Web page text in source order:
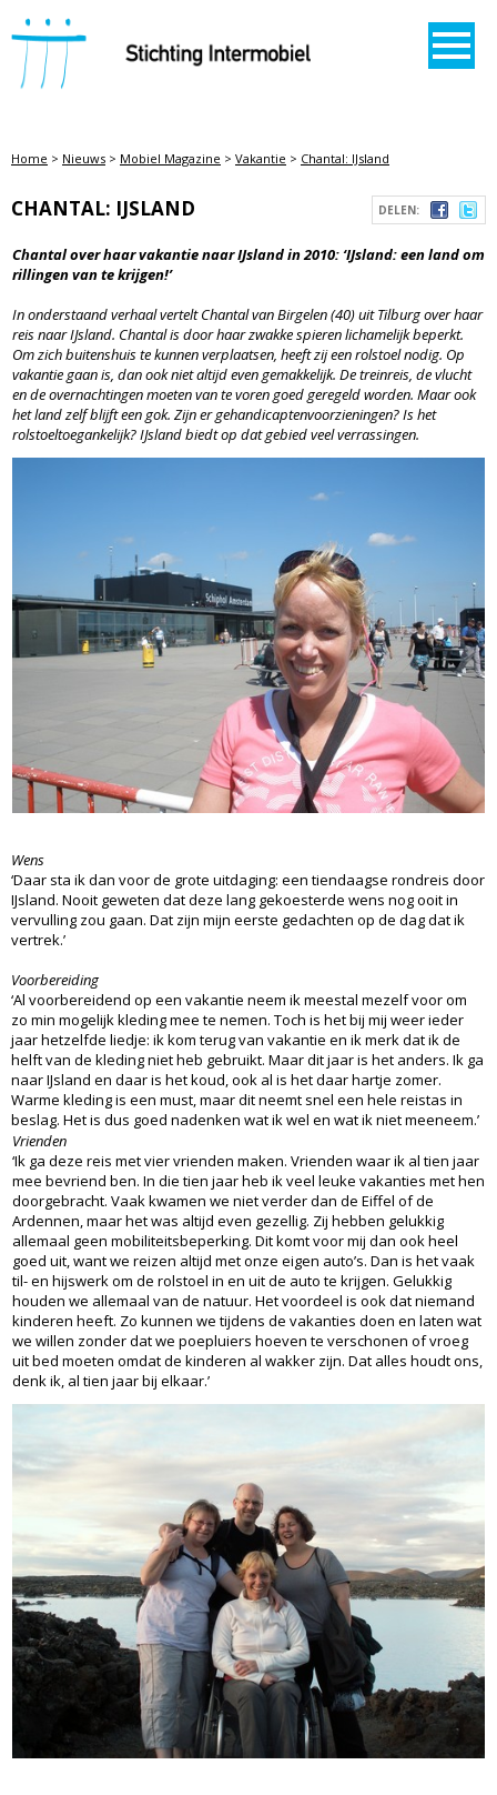
STICHTING INTERMOBIEL
Home > Nieuws > Mobiel Magazine > Vakantie > Chantal: IJsland
DELEN:
CHANTAL: IJSLAND
Chantal over haar vakantie naar IJsland in 2010:‘IJsland: een land om
rillingen van te krijgen!’
In onderstaand verhaal vertelt Chantal van Birgelen (40) uit Tilburg over haar
reis naar IJsland. Chantal is door haar zwakke spieren lichamelijk beperkt.
Om zich buitenshuis te kunnen verplaatsen, heeft zij een rolstoel nodig. Op
vakantie gaan is, dan ook niet altijd even gemakkelijk. De treinreis, de vlucht
en de overnachtingen moeten van te voren goed geregeld worden. Maar ook
het land zelf blijft een gok. Zijn er gehandicaptenvoorzieningen? Is het
rolstoeltoegankelijk? IJsland biedt op dat gebied veel verrassingen.
Wens
‘Daar sta ik dan voor de grote uitdaging: een tiendaagse rondreis door
IJsland. Nooit geweten dat deze lang gekoesterde wens nog ooit in
vervulling zou gaan. Dat zijn mijn eerste gedachten op de dag dat ik
vertrek.’
Voorbereiding
‘Al voorbereidend op een vakantie neem ik meestal mezelf voor om
zo min mogelijk kleding mee te nemen. Toch is het bij mij weer ieder
jaar hetzelfde liedje: ik kom terug van vakantie en ik merk dat ik de
helft van de kleding niet heb gebruikt. Maar dit jaar is het anders. Ik ga
naar IJsland en daar is het koud, ook al is het daar hartje zomer.
Warme kleding is een must, maar dit neemt snel een hele reistas in
beslag. Het is dus goed nadenken wat ik wel en wat ik niet meeneem.’
Vrienden
‘Ik ga deze reis met vier vrienden maken. Vrienden waar ik al tien jaar
mee bevriend ben. In die tien jaar heb ik veel leuke vakanties met hen
doorgebracht. Vaak kwamen we niet verder dan de Eiffel of de
Ardennen, maar het was altijd even gezellig. Zij hebben gelukkig
allemaal geen mobiliteitsbeperking. Dit komt voor mij dan ook heel
goed uit, want we reizen altijd met onze eigen auto’s. Dan is het vaak
til- en hijswerk om de rolstoel in en uit de auto te krijgen. Gelukkig
houden we allemaal van de natuur. Het voordeel is ook dat niemand
kinderen heeft. Zo kunnen we tijdens de vakanties doen en laten wat
we willen zonder dat we poepluiers hoeven te verschonen of vroeg
uit bed moeten omdat de kinderen al wakker zijn. Dat alles houdt ons,
denk ik, al tien jaar bij elkaar.’